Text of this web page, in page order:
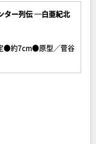
ター列伝 ─白亜紀北
●約7cm●原型／菅谷